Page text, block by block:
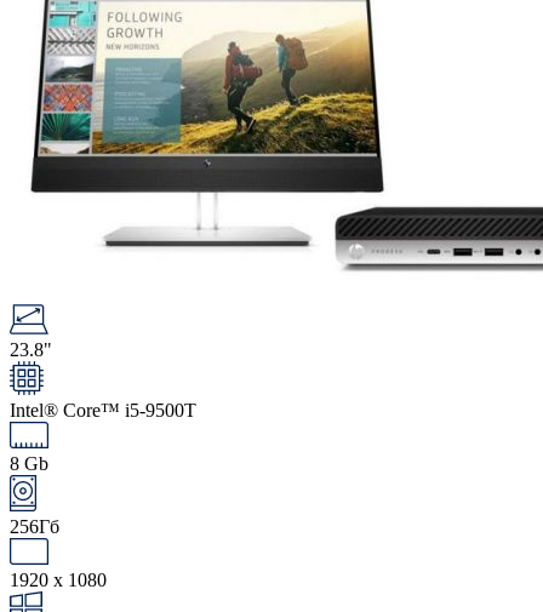
23.8"
Intel® Core™ i5-9500T
8 Gb
256Гб
1920 x 1080